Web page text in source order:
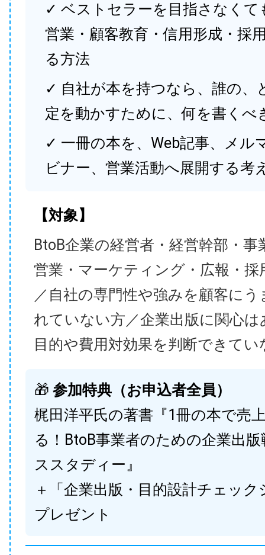
✓ ベストセラーを目指さなくて
営業・顧客教育・信用形成・採
る方法
✓ 自社が本を持つなら、誰の、
定を動かすために、何を書くべ
✓ 一冊の本を、Web記事、メル
ビナー、営業活動へ展開する考
【対象】
BtoB企業の経営者・経営幹部・事
営業・マーケティング・広報・採
／自社の専門性や強みを顧客に
れていない方／企業出版に関心
目的や費用対効果を判断できてい
🎁 参加特典（お申込者全員）
梶田洋平氏の著書『1冊の本で売
る！BtoB事業者のための企業出
ススタディー』
＋「企業出版・目的設計チェック
プレゼント